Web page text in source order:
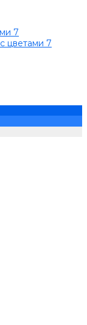
цветами 7